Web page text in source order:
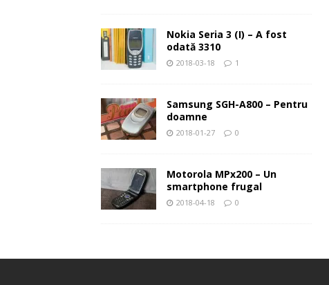
Nokia Seria 3 (I) – A fost
odată 3310
2018-03-18 1
Samsung SGH-A800 – Pentru
doamne
2018-01-27 0
Motorola MPx200 – Un
smartphone frugal
2018-04-18 0